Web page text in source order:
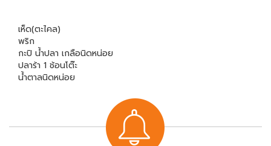
เห็ด(ตะไคล)
พริก
กะปิ น้ำปลา เกลือนิดหน่อย
ปลาร้า 1 ช้อนโต๊ะ
น้ำตาลนิดหน่อย